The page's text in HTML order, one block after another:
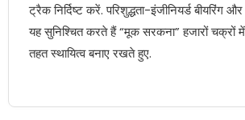
ट्रैक निर्दिष्ट करें. परिशुद्धता-इंजीनियर्ड बीयरिंग
यह सुनिश्चित करते हैं “मूक सरकना” हजारों चक्रों
तहत स्थायित्व बनाए रखते हुए.